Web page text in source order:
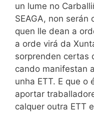
un lume no
SEAGA, non
quen lle dean a
a orde virá da
sorprenden certas
cando manifestan
unha ETT. E que o
aportar
calquer outra ETT